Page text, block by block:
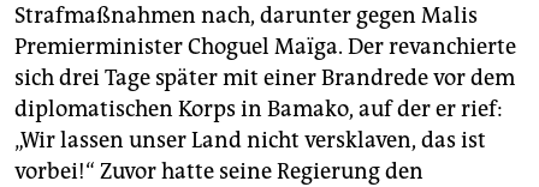
Strafmaßnahmen nach, darunter gegen Malis
Premierminister Choguel Maïga. Der revanchierte
sich drei Tage später mit einer Brandrede vor dem
diplomatischen Korps in Bamako, auf der er rief:
„Wir lassen unser Land nicht versklaven, das ist
vorbei!“ Zuvor hatte seine Regierung den